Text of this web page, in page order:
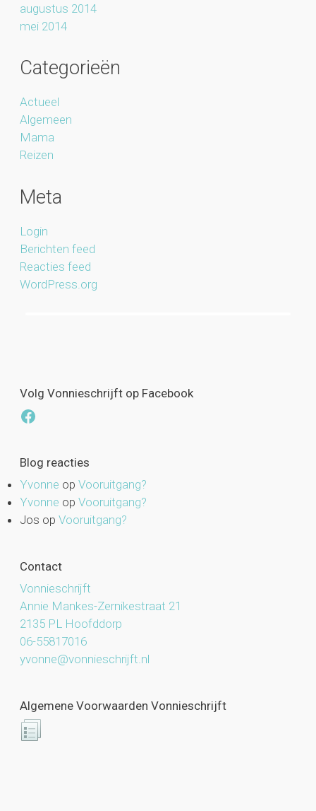
augustus 2014
mei 2014
Categorieën
Actueel
Algemeen
Mama
Reizen
Meta
Login
Berichten feed
Reacties feed
WordPress.org
Volg Vonnieschrijft op Facebook
Facebook
Blog reacties
Yvonne op Vooruitgang?
Yvonne op Vooruitgang?
Jos op Vooruitgang?
Contact
Vonnieschrijft
Annie Mankes-Zernikestraat 21
2135 PL Hoofddorp
06-55817016
yvonne@vonnieschrijft.nl
Algemene Voorwaarden Vonnieschrijft